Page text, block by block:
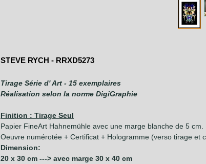
STEVE RYCH - RRXD5273
Tirage Série d' Art - 15 exemplaires
Réalisation selon la norme DigiGraphie
Finition : Tirage Seul
Papier FineArt Hahnemühle avec une marge blanche de 5 cm.
Oeuvre numérotée + Certificat + Hologramme (verso tirage et
Dimension:
20 x 30 cm ---> avec marge 30 x 40 cm